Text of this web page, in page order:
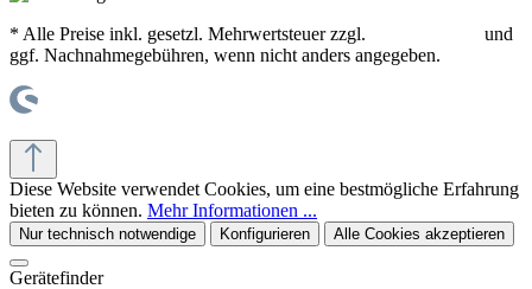
* Alle Preise inkl. gesetzl. Mehrwertsteuer zzgl.
und
ggf. Nachnahmegebühren, wenn nicht anders angegeben.
Diese Website verwendet Cookies, um eine bestmögliche Erfahrung
bieten zu können. Mehr Informationen ...
Nur technisch notwendige Konfigurieren Alle Cookies akzeptieren
Gerätefinder